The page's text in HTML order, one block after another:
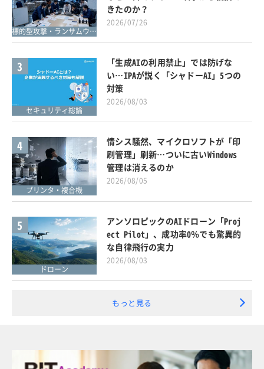
標的型攻撃・ランサムウェア対策
きたのか？
2026/07/26
3
セキュリティ総論
「生成AIの利用禁止」では防げな
い…IPAが説く「シャドーAI」5つの
対策
2026/08/03
4
プリンタ・複合機
情シス騒然、マイクロソフトが「印
刷管理」刷新…ついに古いWindows
管理は消えるのか
2026/08/05
5
ドローン
アンソロピックのAIドローン「Proj
ect Pilot」、成功率0％でも驚異的
な自律飛行の実力
2026/08/03
もっと見る